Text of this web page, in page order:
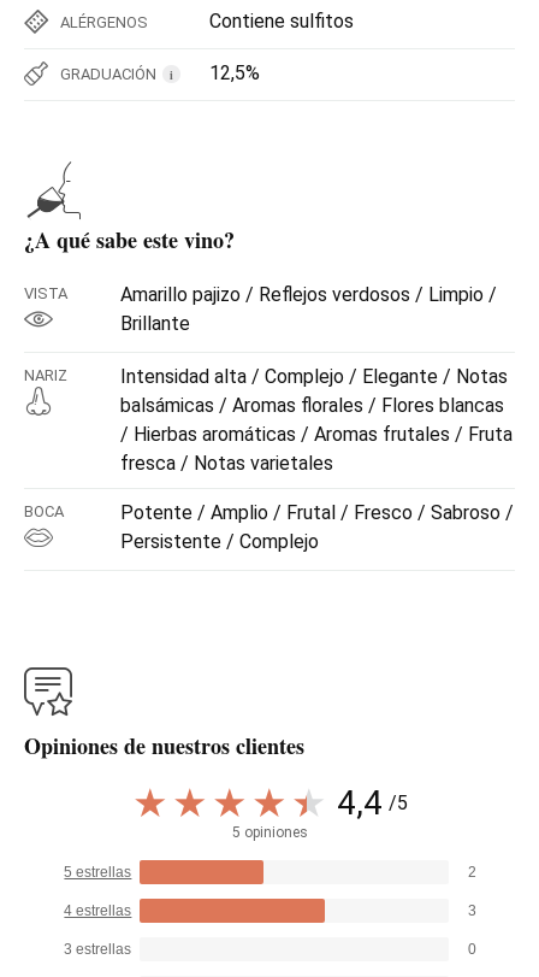
ALÉRGENOS Contiene sulfitos
GRADUACIÓN i 12,5%
¿A qué sabe este vino?
VISTA
Amarillo pajizo / Reflejos verdosos / Limpio /
Brillante
NARIZ
Intensidad alta / Complejo / Elegante / Notas
balsámicas / Aromas florales / Flores blancas
/ Hierbas aromáticas / Aromas frutales / Fruta
fresca / Notas varietales
BOCA
Potente / Amplio / Frutal / Fresco / Sabroso /
Persistente / Complejo
Opiniones de nuestros clientes
4,4 /5
5 opiniones
5 estrellas 2
4 estrellas 3
3 estrellas 0